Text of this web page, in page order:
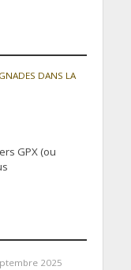
DANS LA
GPX (ou
2025